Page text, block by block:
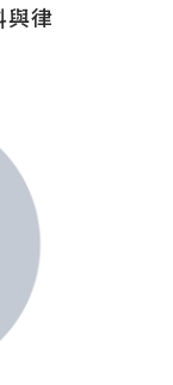
與律